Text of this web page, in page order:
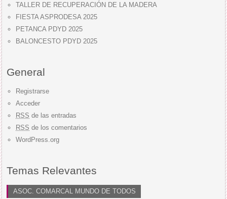
TALLER DE RECUPERACIÓN DE LA MADERA
FIESTA ASPRODESA 2025
PETANCA PDYD 2025
BALONCESTO PDYD 2025
General
Registrarse
Acceder
RSS de las entradas
RSS de los comentarios
WordPress.org
Temas Relevantes
ASOC. COMARCAL MUNDO DE TODOS